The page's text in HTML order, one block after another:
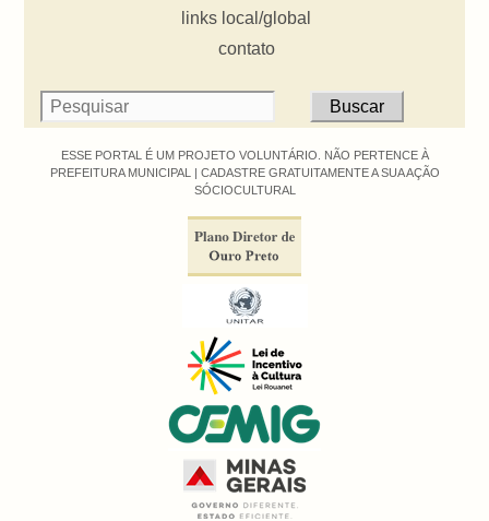
links local/global
contato
ESSE PORTAL É UM PROJETO VOLUNTÁRIO. NÃO PERTENCE À
PREFEITURA MUNICIPAL | CADASTRE GRATUITAMENTE A SUA AÇÃO
SÓCIOCULTURAL